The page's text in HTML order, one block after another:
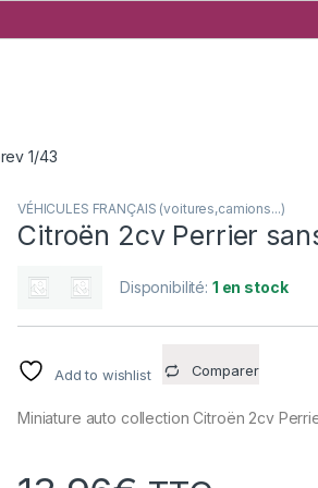
1/43
VÉHICULES FRANÇAIS (voitures,camions...)
Citroën 2cv Perrier
Disponibilité: 1 en stock
Add to wishlist Comparer
Miniature auto collection Citroën 2cv